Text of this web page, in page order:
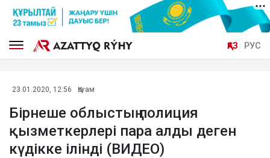
ҚАЗ РУС
23.01.2020, 12:56 Қоғам
Бірнеше облыстың полиция
қызметкерлері пара алды деген
күдікке ілінді (ВИДЕО)